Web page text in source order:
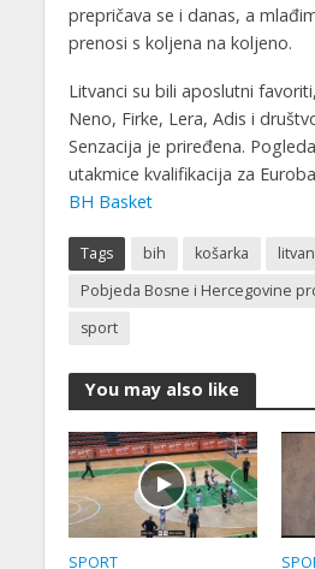
prepričava se i danas, a
prenosi s koljena na koljeno.
Litvanci su bili aposlutni
Neno, Firke, Lera, Adis i
Senzacija je priređena.
utakmice kvalifikacija za
BH Basket
Tags bih košarka
Pobjeda Bosne i Hercegovine
sport
You may also like
SPORT